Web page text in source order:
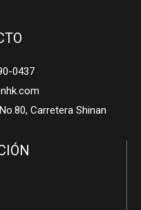
0437
Carretera Shinan